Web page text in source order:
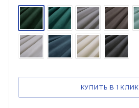
КУПИТЬ В 1 КЛИК